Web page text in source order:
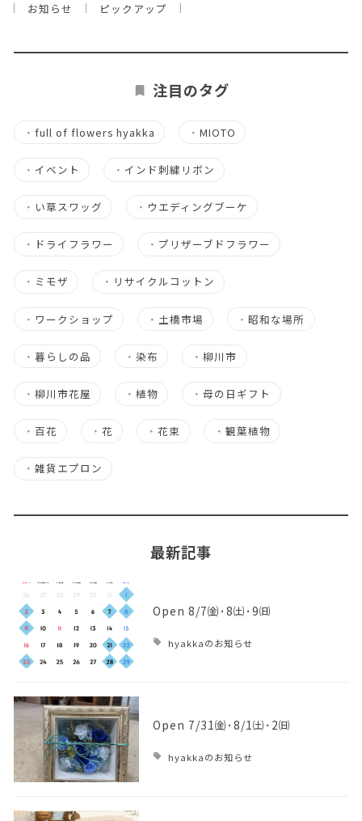
お知らせ ピックアップ
注目のタグ
・ full of flowers hyakka ・MIOTO
・ イベント ・ インド刺繍リボン
・ い草スワッグ ・ ウエディングブーケ
・ ドライフラワー ・ プリザーブドフラワー
・ ミモザ ・ リサイクルコットン
・ ワークショップ ・ 土橋市場 ・昭和な場所
・ 暮らしの品 ・ 染布 ・柳川市
・ 柳川市花屋 ・植物 ・母の日ギフト
・ 百花 ・花 ・花束 ・ 観葉植物
・ 雑貨エプロン
最新記事
Open 8/7㈮･8㈯･9㈰
hyakkaのお知らせ
Open 7/31㈮･8/1㈯･2㈰
hyakkaのお知らせ